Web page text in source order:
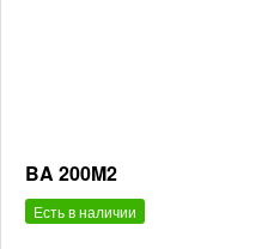
BA 200M2
Есть в наличии